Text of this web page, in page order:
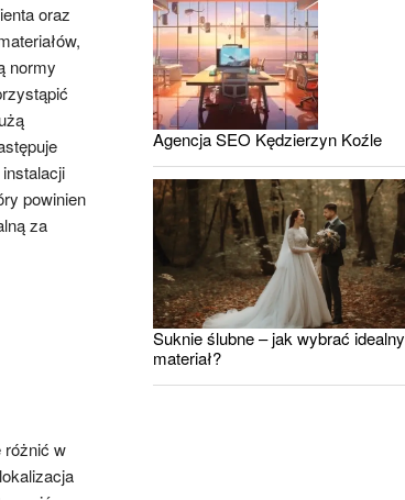
oraz
normy
powinien
za
różnić w
Agencja SEO Kędzierzyn Koźle
Suknie ślubne – jak wybrać idealny
materiał?